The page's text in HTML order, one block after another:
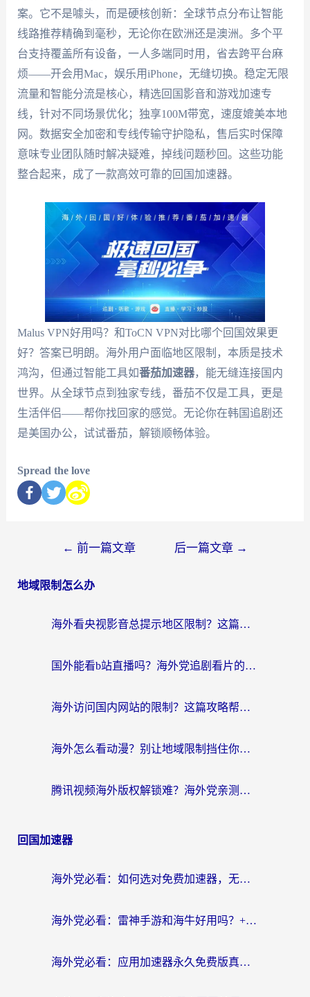
案。它不是噱头，而是硬核创新：全球节点分布让智能
线路推荐精确到毫秒，无论你在欧洲还是澳洲。多个平
台支持覆盖所有设备，一人多端同时用，省去跨平台麻
烦——开会用Mac，娱乐用iPhone，无缝切换。稳定无限
流量和智能分流是核心，精选回国影音和游戏加速专
线，针对不同场景优化；独享100M带宽，速度媲美本地
网。数据安全加密和专线传输守护隐私，售后实时保障
意味专业团队随时解决疑难，掉线问题秒回。这些功能
整合起来，成了一款高效可靠的回国加速器。
Malus VPN好用吗？和ToCN VPN对比哪个回国效果更
好？答案已明朗。海外用户面临地区限制，本质是技术
鸿沟，但通过智能工具如番茄加速器，能无缝连接国内
世界。从全球节点到独家专线，番茄不仅是工具，更是
生活伴侣——帮你找回家的感觉。无论你在韩国追剧还
是美国办公，试试番茄，解锁顺畅体验。
Spread the love
← 前一篇文章 后一篇文章 →
地域限制怎么办
海外看央视影音总提示地区限制？这篇教你选对回国加速器，流畅追剧不踩坑
国外能看b站直播吗？海外党追剧看片的终极解决方案来了
海外访问国内网站的限制？这篇攻略帮你无缝解锁12306、12123和国内影音
海外怎么看动漫？别让地域限制挡住你的追番快乐
腾讯视频海外版权解锁难？海外党亲测：选对回国加速器，追剧观影零障碍
回国加速器
海外党必看：如何选对免费加速器，无缝访问国内资源不踩坑？
海外党必看：雷神手游和海牛好用吗？+3款热门加速器实测对比，附番茄加速器无缝回国指南
海外党必看：应用加速器永久免费版真的存在吗？教你选对回国加速器无缝刷国内资源